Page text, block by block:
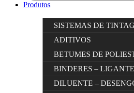
Produtos
SISTEMAS DE
ADITIVOS
BETUMES DE
BINDERES –
DILUENTE –